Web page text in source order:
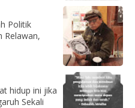
Politik
Relawan,
hidup ini jika
Sekali